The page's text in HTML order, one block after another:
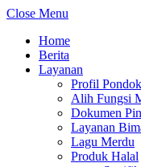
Close Menu
Home
Berita
Layanan
Profil
Alih Fungsi
Dokumen
Layanan
Lagu Merdu
Produk Halal